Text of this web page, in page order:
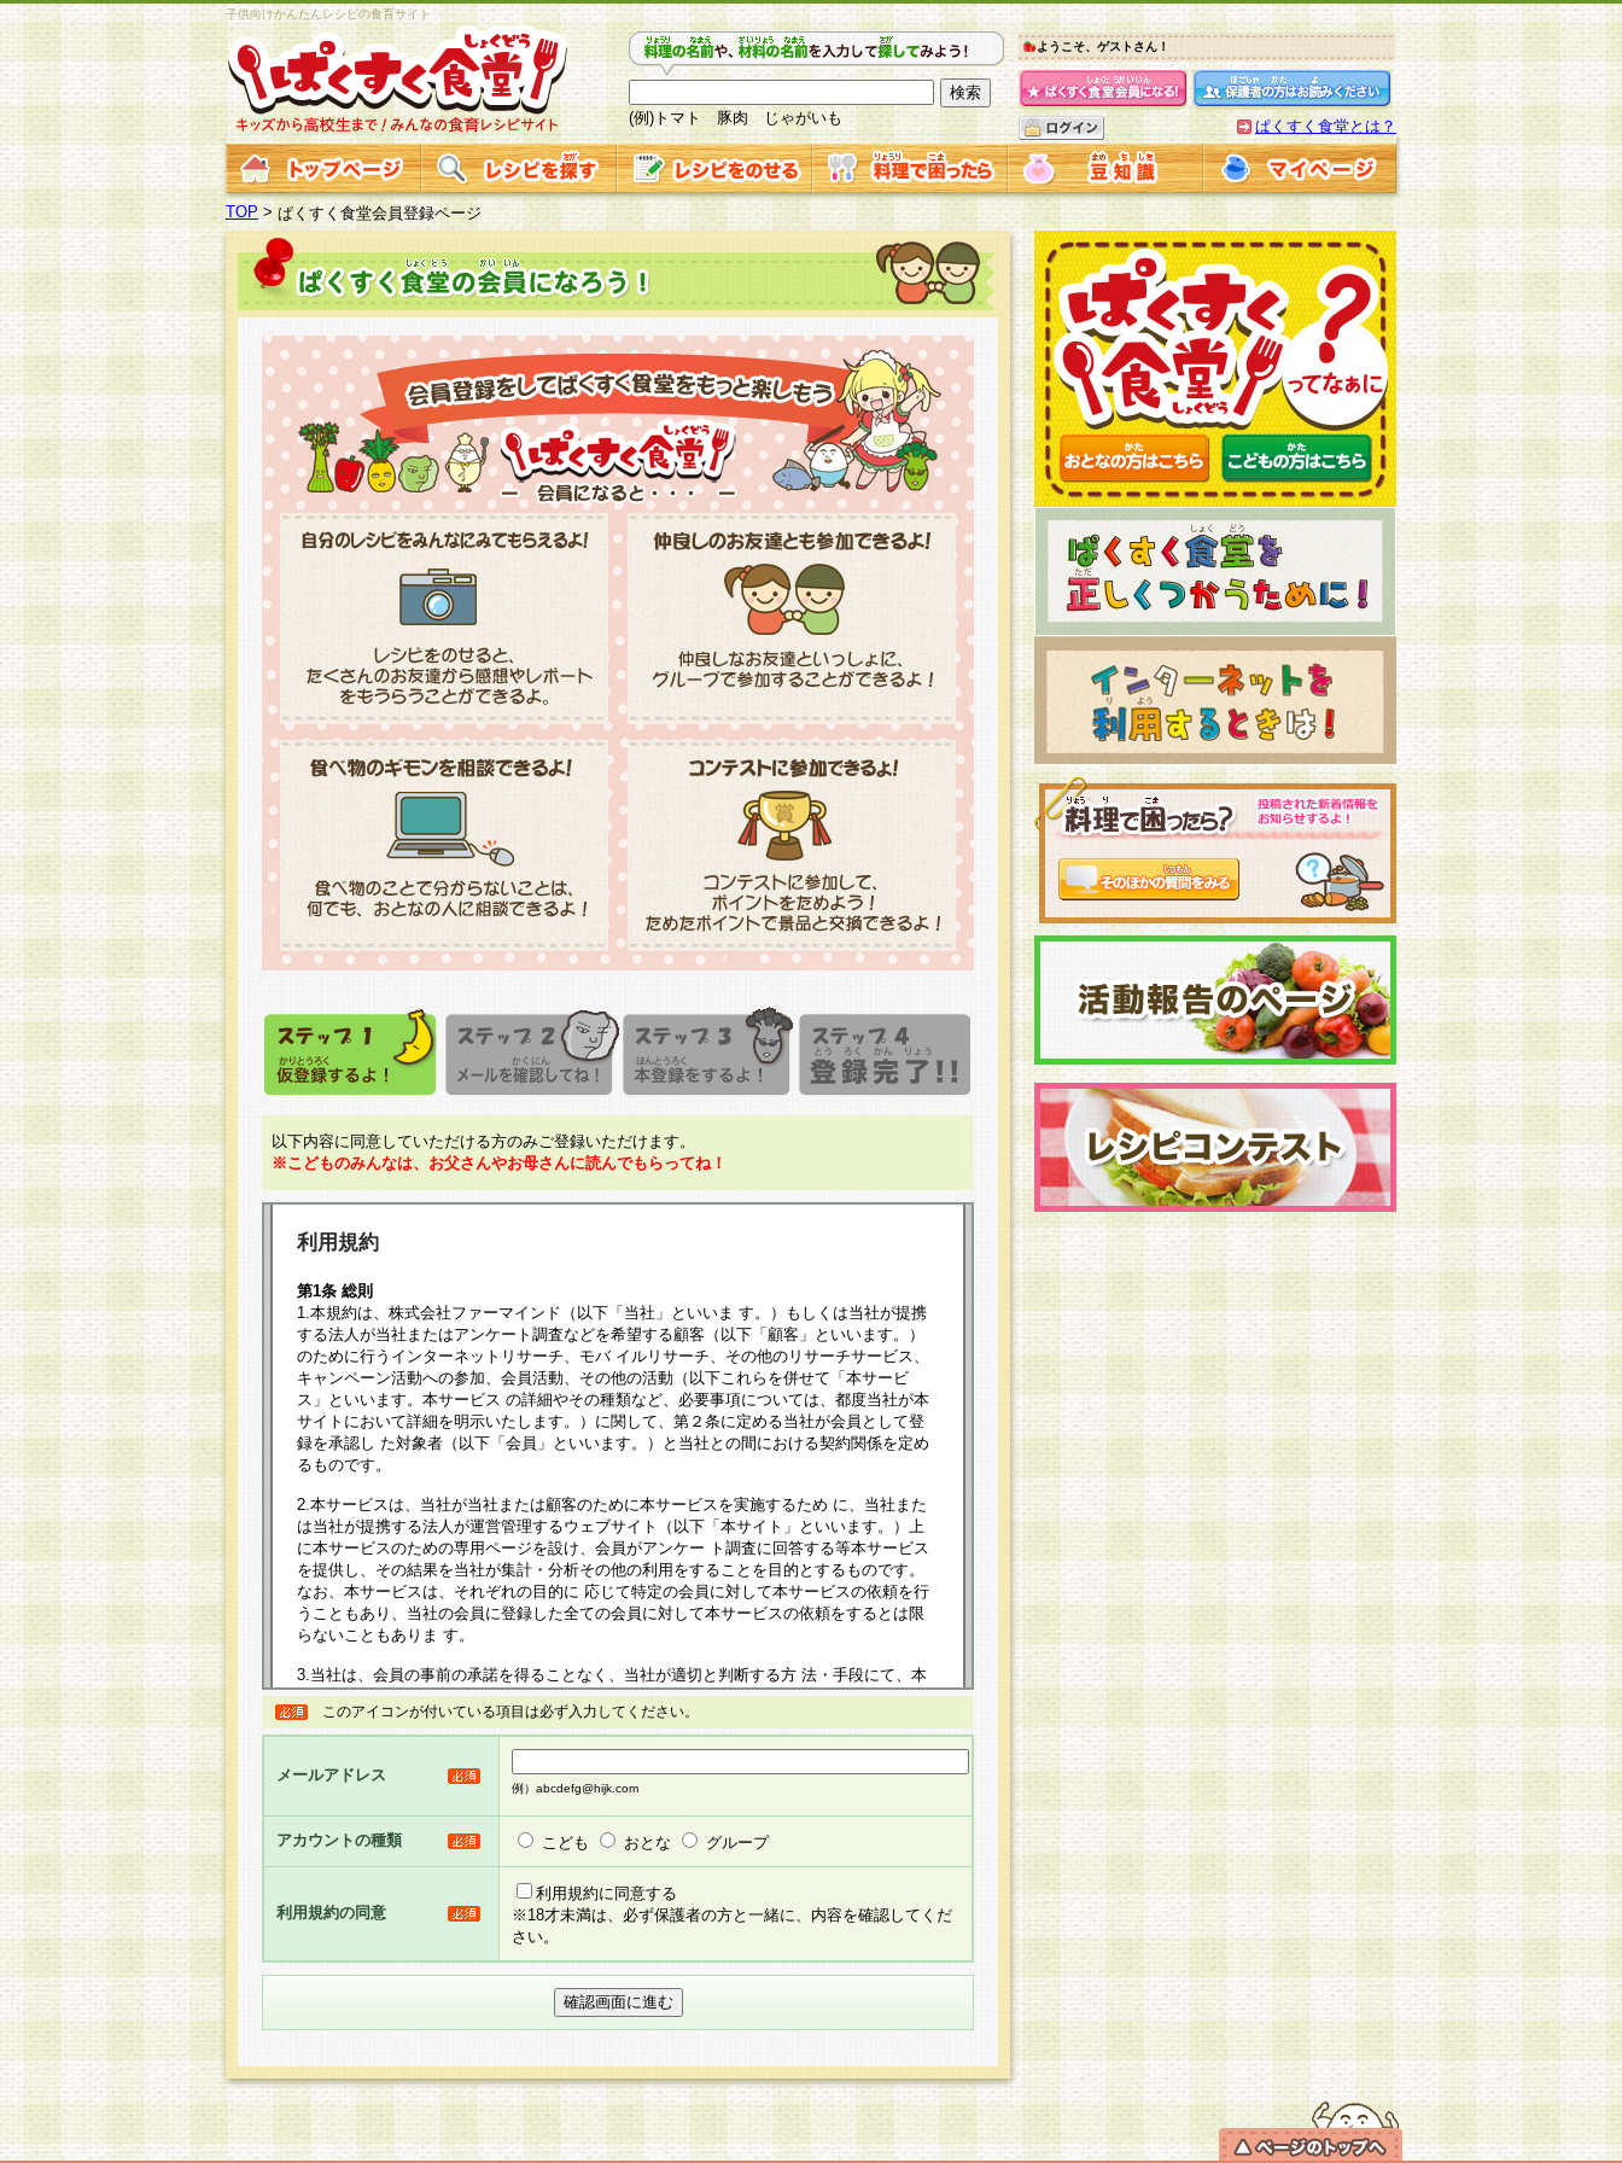
子供向けかんたんレシピの食育サイト
(例)トマト 豚肉 じゃがいも
ようこそ、ゲストさん！
ぱくすく食堂とは？
TOP >ぱくすく食堂会員登録ページ
以下内容に同意していただける方のみご登録いただけます。
※こどものみんなは、お父さんやお母さんに読んでもらってね！
利用規約
第1条 総則
1.本規約は、株式会社ファーマインド（以下「当社」といいま す。）もしくは当社が提携
する法人が当社またはアンケート調査などを希望する顧客（以下「顧客」といいます。）
のために行うインターネットリサーチ、モバ イルリサーチ、その他のリサーチサービス、
キャンペーン活動への参加、会員活動、その他の活動（以下これらを併せて「本サービ
ス」といいます。本サービス の詳細やその種類など、必要事項については、都度当社が本
サイトにおいて詳細を明示いたします。）に関して、第２条に定める当社が会員として登
録を承認し た対象者（以下「会員」といいます。）と当社との間における契約関係を定め
るものです。
2.本サービスは、当社が当社または顧客のために本サービスを実施するため に、当社また
は当社が提携する法人が運営管理するウェブサイト（以下「本サイト」といいます。）上
に本サービスのための専用ページを設け、会員がアンケー ト調査に回答する等本サービス
を提供し、その結果を当社が集計・分析その他の利用をすることを目的とするものです。
なお、本サービスは、それぞれの目的に 応じて特定の会員に対して本サービスの依頼を行
うこともあり、当社の会員に登録した全ての会員に対して本サービスの依頼をするとは限
らないこともありま す。
3.当社は、会員の事前の承諾を得ることなく、当社が適切と判断する方 法・手段にて、本
規約を任意に制定、変更または修正することができるものとします。改定後の本規約等
は、本規約においては本サイトに掲示したときに、その 他の諸規定については、会員に対
して告知の案内を配信または本サイトに掲示したときのいずれか早い時期をもってその効
るものとします。
5.当社がお聞きする個人情報は、すべて会員登録希望者の自由な意思で提 供いただいたも
のと考えております。従って、会員登録希望者が自らの個人情報の提供を希望されない場
合には、当社はその個人情報をお預かりいたしません が、提供されないことによって、当
社の取扱商品やサービス等をご利用いただけない場合がありますことを予めご了承くださ
い。
6.当社は、お客様から当社が保有している個人情報の開示・訂正・追加・ 利用停止等を求
められた場合には、ご本人様であることが当社にて確認できた場合に限り、法令に準拠し
せ先となります。
第2条 会員の資格
1.会員とは、本規約等を承諾のうえ、当社所定の登録手続きを全て完了し、当社が承認した
このアイコンが付いている項目は必ず入力してください。
メールアドレス
例）abcdefg@hijk.com
アカウントの種類 こども おとな グループ
利用規約の同意
利用規約に同意する
※18才未満は、必ず保護者の方と一緒に、内容を確認してくだ
さい。